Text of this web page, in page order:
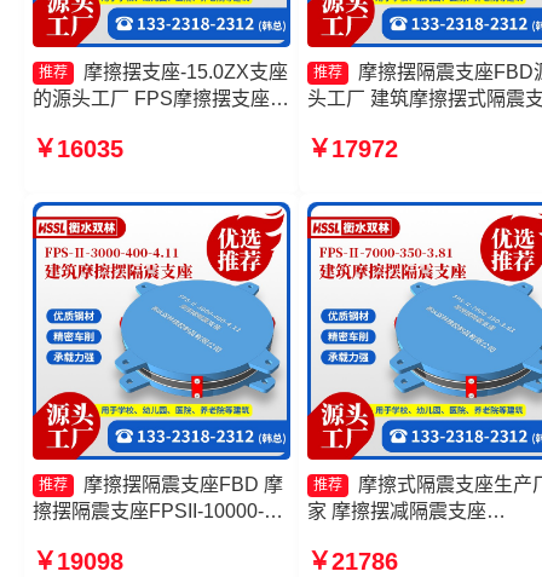
推荐
摩擦摆支座-15.0ZX支座
的源头工厂 FPS摩擦摆支座
家 摩擦复摆隔震支座厂家
￥16035
推荐
摩擦摆隔震支座FBD
头工厂 建筑摩擦摆式隔震
3000-300-3.48厂家 摩擦摆
厂家
￥17972
推荐
摩擦摆隔震支座FBD 摩
擦摆隔震支座FPSII-10000-
擦摆支座生产厂家 摩擦摆支座
￥19098
推荐
摩擦式隔震支座生产
家 摩擦摆减隔震支座
摆隔震支座FPSII-4000-
￥21786